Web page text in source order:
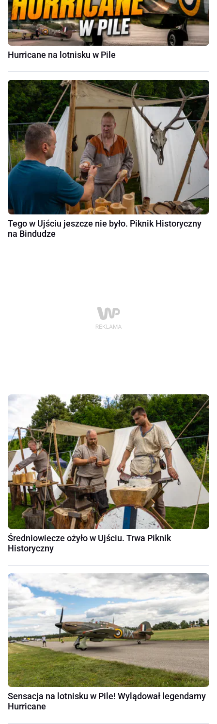
Hurricane na lotnisku w Pile
Tego w Ujściu jeszcze nie było. Piknik Historyczny
na Bindudze
Średniowiecze ożyło w Ujściu. Trwa Piknik
Historyczny
Sensacja na lotnisku w Pile! Wylądował legendarny
Hurricane